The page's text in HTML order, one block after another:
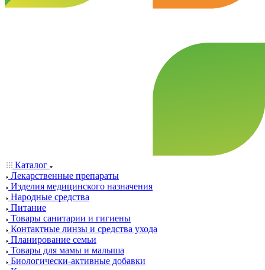
Каталог
Лекарственные препараты
Изделия медицинского назначения
Народные средства
Питание
Товары санитарии и гигиены
Контактные линзы и средства ухода
Планирование семьи
Товары для мамы и малыша
Биологически-активные добавки